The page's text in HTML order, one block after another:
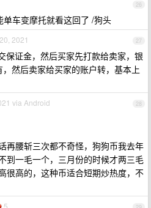
26
车变摩托就看这回了 /狗头
27
2021
保证金，然后买家先打款给卖家，银
然后卖家给买家的账户转，基本上
28
via Android
再腰斩三次都不奇怪，狗狗币我去年
到一毛一个，三月份的时候才两三毛
很高的，这种币适合短期炒热度，不
5